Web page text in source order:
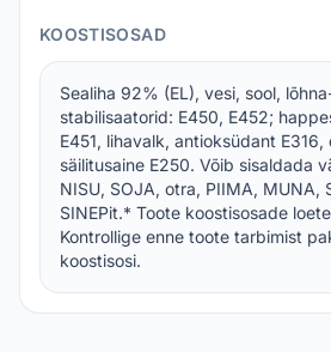
KOOSTISOSAD
Sealiha 92% (EL), vesi, sool,
stabilisaatorid: E450, E452;
E451, lihavalk, antioksüdant E316,
säilitusaine E250. Võib sisaldada
NISU, SOJA, otra, PIIMA, MUNA,
SINEPit.* Toote koostisosade
Kontrollige enne toote tarbimist
koostisosi.